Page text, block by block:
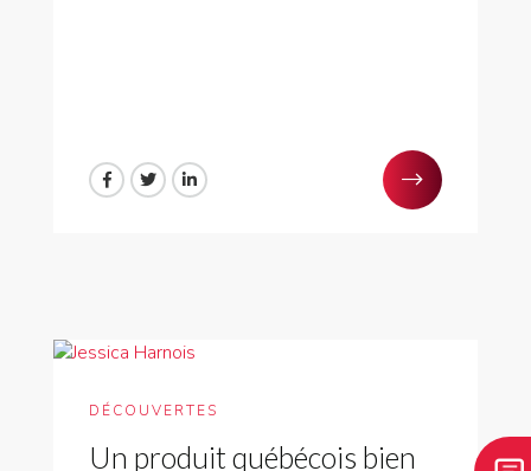
DÉCOUVERTES
Un produit québécois bien